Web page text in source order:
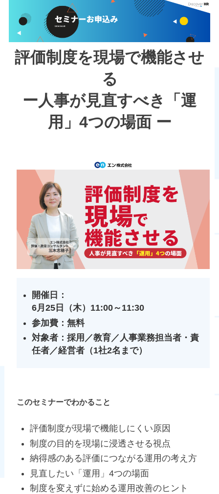
評価制度を現場で機能させ
る
ー人事が見直すべき「運
用」4つの場面 ー
開催日：
6月25日（木）11:00～11:30
参加費：無料
対象者：採用／教育／人事業務担当者・責
任者／経営者（1社2名まで）
このセミナーでわかること
評価制度が現場で機能しにくい原因
制度の目的を現場に浸透させる視点
納得感のある評価につながる運用の考え方
見直したい「運用」4つの場面
制度を変えずに始める運用改善のヒント